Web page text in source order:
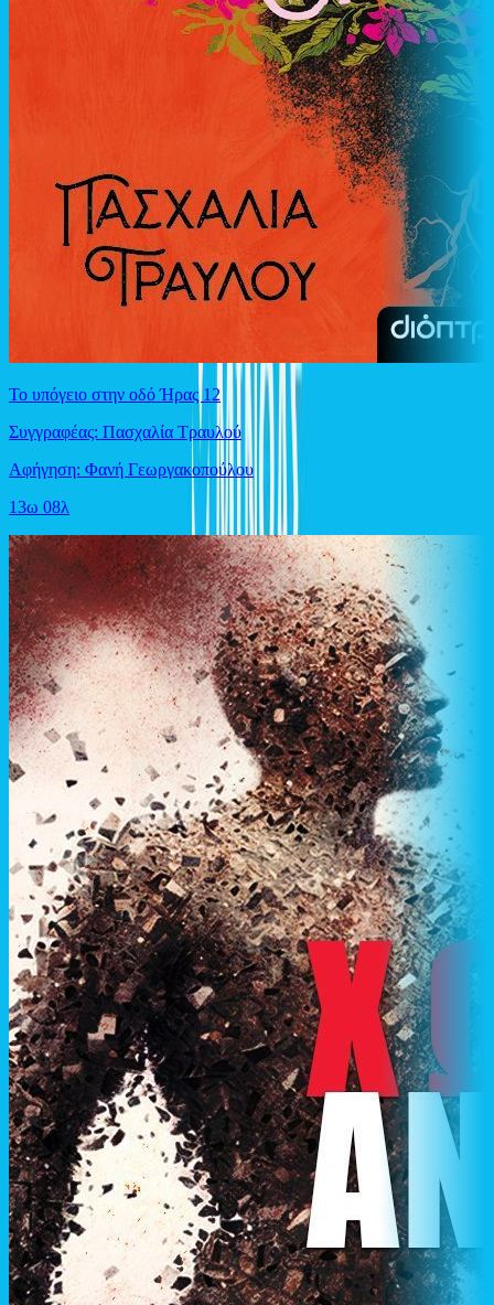
Το υπόγειο στην οδό Ήρας 12
Συγγραφέας: Πασχαλία Τραυλού
Αφήγηση: Φανή Γεωργακοπούλου
13ω 08λ